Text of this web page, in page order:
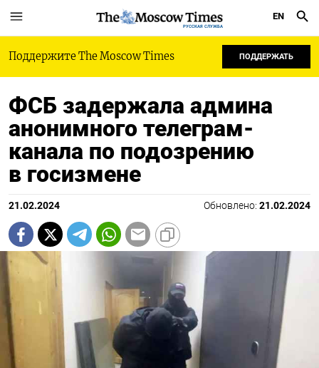
РУССКАЯ СЛУЖБА
EN
Поддержите The Moscow Times ПОДДЕРЖАТЬ
ФСБ задержала админа
анонимного телеграм-
канала по подозрению
в госизмене
21.02.2024 Обновлено: 21.02.2024